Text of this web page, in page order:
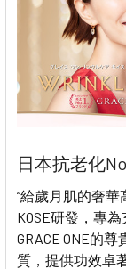
日本抗老化
“給歲月肌的奢
KOSE研發，專
GRACE ONE的
質，提供功效卓